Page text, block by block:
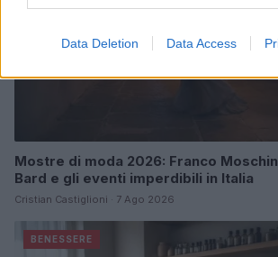
Data Deletion Data Access
Mostre di moda 2026: Franco
Bard e gli eventi imperdibili in Italia
Cristian Castiglioni · 7 Ago 2026
BENESSERE